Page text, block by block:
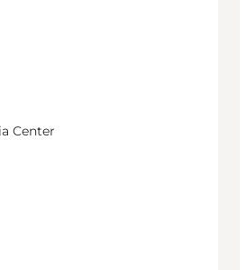
Center